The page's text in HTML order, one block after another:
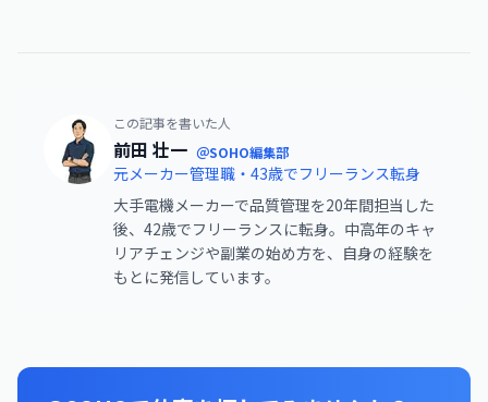
この記事を書いた人
前田 壮一 ＠SOHO編集部
元メーカー管理職・43歳でフリーランス転身
大手電機メーカーで品質管理を20年間担当した
後、42歳でフリーランスに転身。中高年のキャ
リアチェンジや副業の始め方を、自身の経験を
もとに発信しています。